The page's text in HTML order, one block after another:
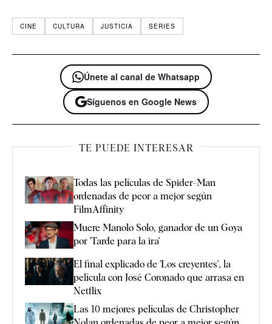
CINE CULTURA JUSTICIA SERIES
Únete al canal de Whatsapp
Síguenos en Google News
TE PUEDE INTERESAR
Todas las películas de Spider-Man
ordenadas de peor a mejor según
FilmAffinity
Muere Manolo Solo, ganador de un Goya
por 'Tarde para la ira'
El final explicado de 'Los creyentes', la
película con José Coronado que arrasa en
Netflix
Las 10 mejores películas de Christopher